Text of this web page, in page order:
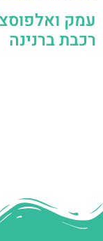
עמק
רכבת ברנינה